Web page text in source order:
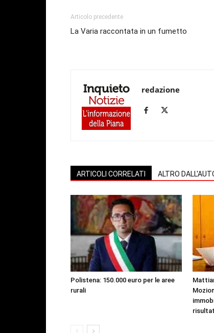
Articolo precedente
La Varia raccontata in un fumetto
redazione
ARTICOLI CORRELATI ALTRO
Polistena: 150.000 euro per le aree
rurali